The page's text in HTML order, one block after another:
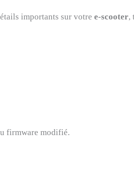
importants sur votree-scooter,
firmware modifié.